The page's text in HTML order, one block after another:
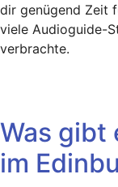
dir genügend Zeit
viele Audioguide-
verbrachte.
Was gibt
im